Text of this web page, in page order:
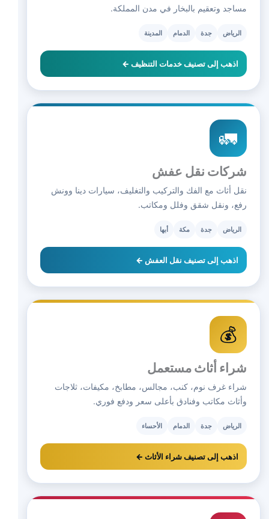
مساجد وتعقيم بالبخار في مدن المملكة.
الرياض جدة الدمام المدينة
اذهب إلى تصنيف خدمات التنظيف ←
🚛
شركات نقل عفش
نقل أثاث مع الفك والتركيب والتغليف، سيارات دينا وونش
رفع، ونقل شقق وفلل ومكاتب.
الرياض جدة مكة أبها
اذهب إلى تصنيف نقل العفش ←
💰
شراء أثاث مستعمل
شراء غرف نوم، كنب، مجالس، مطابخ، مكيفات، ثلاجات
وأثاث مكاتب وفنادق بأعلى سعر ودفع فوري.
الرياض جدة الدمام الأحساء
اذهب إلى تصنيف شراء الأثاث ←